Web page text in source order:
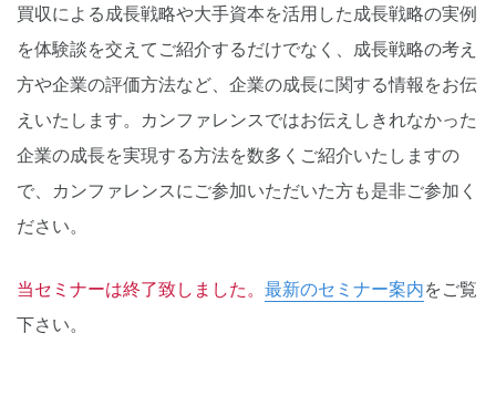
買収による成長戦略や大手資本を活用した成長戦略の実例
を体験談を交えてご紹介するだけでなく、成長戦略の考え
方や企業の評価方法など、企業の成長に関する情報をお伝
えいたします。カンファレンスではお伝えしきれなかった
企業の成長を実現する方法を数多くご紹介いたしますの
で、カンファレンスにご参加いただいた方も是非ご参加く
ださい。
当セミナーは終了致しました。 最新のセミナー案内をご覧
下さい。